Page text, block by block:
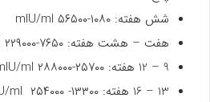
شش هفته: ۱۰۸۰-۵۶۵۰۰ mIU/ml
هفت – هشت هفته: ۷۶۵۰-۲۲۹۰۰۰ mIU/ml
9 – 12 هفته: ۲۵۷۰۰-۲۸۸۰۰۰ mIU/ml
13 – 16 هفته: ۱۳۳۰۰- ۲۵۴۰۰۰ mIU/ml